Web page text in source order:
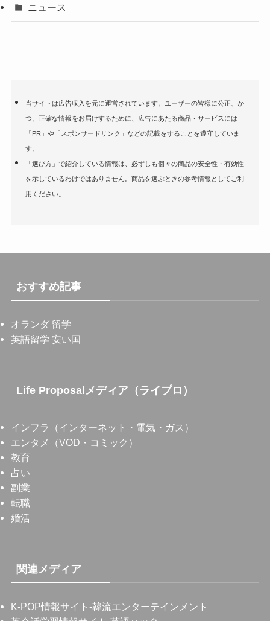
ニュース
当サイトは広告収入を元に運営されています。ユーザーの皆様に公正、か
つ、正確な情報をお届けするために、広告にあたる商品・サービスには
「PR」や「スポンサードリンク」などの記載をすることを遵守していま
す。
「選び方」で紹介している情報は、必ずしも個々の商品の安全性・有効性
を示しているわけではありません。商品を選ぶときの参考情報としてご利
用ください。
おすすめ記事
オランダ 留学
英語留学 安い国
Life Proposalメディア（ライプロ）
インフラ（インターネット・電気・ガス）
エンタメ（VOD・コミック）
教育
占い
副業
転職
婚活
関連メディア
K-POP情報サイト -韓流エンターテインメント